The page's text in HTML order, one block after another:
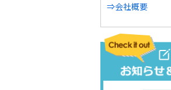
⇒会社概要